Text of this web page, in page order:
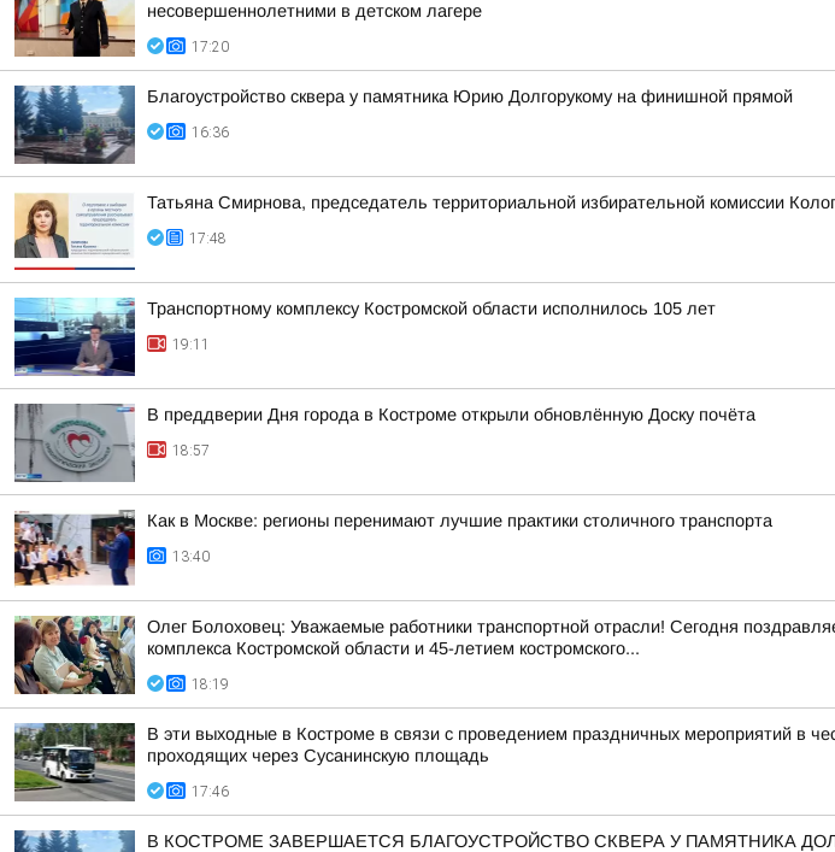
несовершеннолетними в детском лагере
17:20
Благоустройство сквера у памятника Юрию Долгорукому на финишной прямой
16:36
Татьяна Смирнова, председатель территориальной избирательной комиссии
17:48
Транспортному комплексу Костромской области исполнилось 105 лет
19:11
В преддверии Дня города в Костроме открыли обновлённую Доску почёта
18:57
Как в Москве: регионы перенимают лучшие практики столичного транспорта
13:40
Олег Болоховец: Уважаемые работники транспортной отрасли! Сегодня
комплекса Костромской области и 45-летием костромского...
18:19
В эти выходные в Костроме в связи с проведением праздничных мероприятий в
проходящих через Сусанинскую площадь
17:46
В КОСТРОМЕ ЗАВЕРШАЕТСЯ БЛАГОУСТРОЙСТВО СКВЕРА У ПАМЯТНИКА